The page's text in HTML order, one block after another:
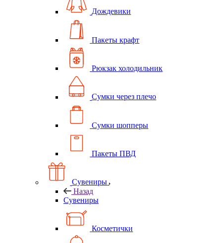
Дождевики
Пакеты крафт
Рюкзак холодильник
Сумки через плечо
Сумки шопперы
Пакеты ПВД
Сувениры
Назад
Сувениры
Косметички